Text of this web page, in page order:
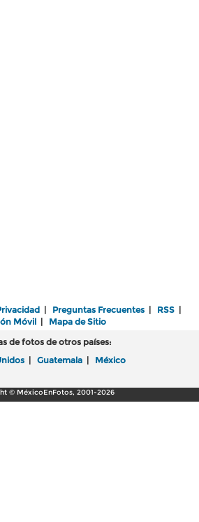
| Preguntas Frecuentes | RSS |
Móvil| Mapa de Sitio
de fotos de otros países:
| Guatemala | México
© MéxicoEnFotos, 2001-2026